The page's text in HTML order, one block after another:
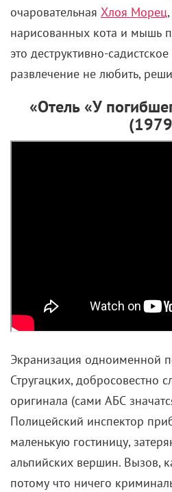
очаровательная Хлоя Морец
нарисованных кота и мышь
это деструктивно-
развлечение не любить,
«Отель «У
Экранизация одноименной
Стругацких, добросовестно
оригинала (сами АБС
Полицейский инспектор
маленькую гостиницу,
альпийских вершин. Вызов,
потому что ничего